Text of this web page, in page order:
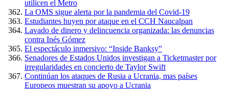
utilicen el Metro
La OMS sigue alerta por la pandemia del Covid-19
Estudiantes huyen por ataque en el CCH Naucalpan
Lavado de dinero y delincuencia organizada: las denuncias
contra Inés Gómez
El espectáculo inmersivo: “Inside Banksy”
Senadores de Estados Unidos investigan a Ticketmaster por
irregularidades en concierto de Taylor Swift
Continúan los ataques de Rusia a Ucrania, mas países
Europeos muestran su apoyo a Ucrania